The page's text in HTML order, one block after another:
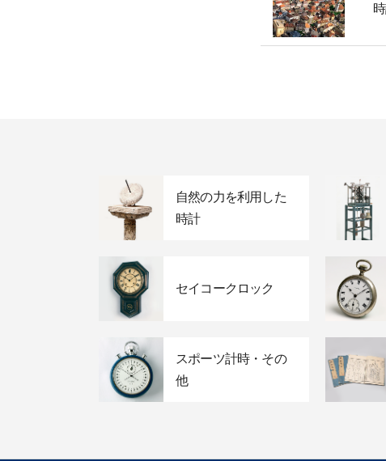
自然の力を利用した
時計
セイコークロック
スポーツ計時・その
他